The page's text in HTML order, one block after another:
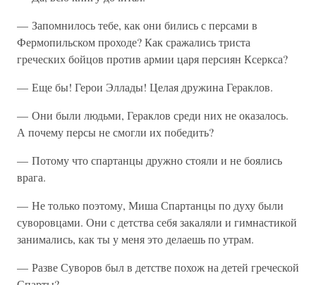
— Запомнилось тебе, как они бились с персами в
Фермопильском проходе? Как сражались триста
греческих бойцов против армии царя персиян Ксеркса?
— Еще бы! Герои Эллады! Целая дружина Гераклов.
— Они были людьми, Гераклов среди них не оказалось.
А почему персы не смогли их победить?
— Потому что спартанцы дружно стояли и не боялись
врага.
— Не только поэтому, Миша Спартанцы по духу были
суворовцами. Они с детства себя закаляли и гимнастикой
занимались, как ты у меня это делаешь по утрам.
— Разве Суворов был в детстве похож на детей греческой